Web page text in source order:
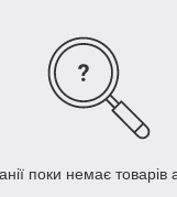
поки немає товарів